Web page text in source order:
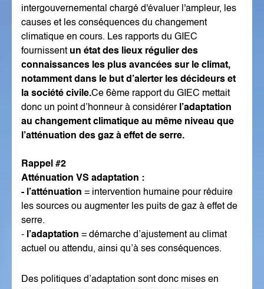
intergouvernemental chargé d'évaluer l'ampleur, les
causes et les conséquences du changement
climatique en cours. Les rapports du GIEC
fournissent un état des lieux régulier des
connaissances les plus avancées sur le climat,
notamment dans le but d’alerter les décideurs et
la société civile.Ce 6ème rapport du GIEC mettait
donc un point d’honneur à considérerl’adaptation
au changement climatique au même niveau que
l’atténuation des gaz à effet de serre.
Rappel #2
Atténuation VS adaptation :
- l’atténuation = intervention humaine pour réduire
les sources ou augmenter les puits de gaz à effet de
serre.
- l’adaptation = démarche d’ajustement au climat
actuel ou attendu, ainsi qu’à ses conséquences.
Des politiques d’adaptation sont donc mises en